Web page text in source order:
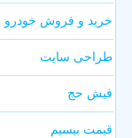
خرید و فروش خودرو
طراحی سایت
فیش حج
قیمت بیسیم